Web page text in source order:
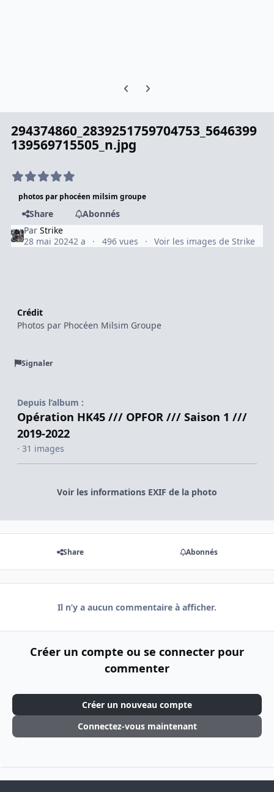
Previous carousel slide
Next carousel slide
294374860_2839251759704753_5646399
139569715505_n.jpg
photos par phocéen milsim groupe
Share
Abonnés
ParStrike
28 mai 20242 a 496 vues Voir les images de Strike
Crédit
Photos par Phocéen Milsim Groupe
Signaler
Depuis l’album :
Opération HK45 /// OPFOR /// Saison 1 ///
2019-2022
· 31 images
Voir les informations EXIF de la photo
Share Abonnés
Il n’y a aucun commentaire à afficher.
Créer un compte ou se connecter pour
commenter
Créer un nouveau compte
Connectez-vous maintenant